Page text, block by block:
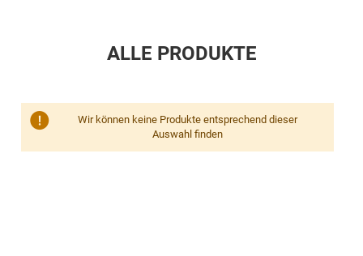
ALLE PRODUKTE
Wir können keine Produkte entsprechend dieser
Auswahl finden